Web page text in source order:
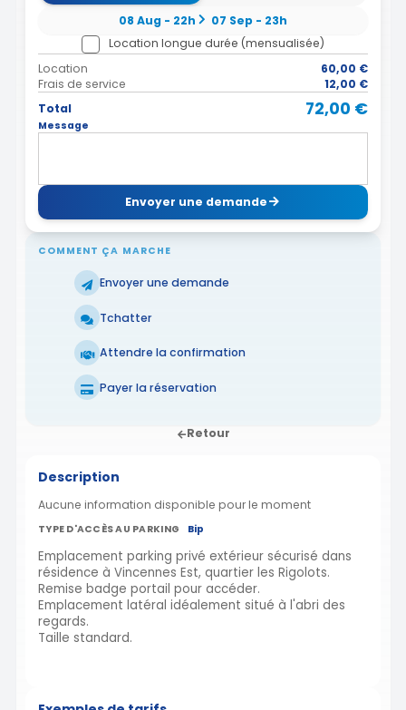
08 Aug - 22h
07 Sep - 23h
Location longue durée (mensualisée)
Location
60,00 €
Frais de service
12,00 €
Total
72,00 €
Message
Envoyer une demande
COMMENT ÇA MARCHE
Envoyer une demande
Tchatter
Attendre la confirmation
Payer la réservation
Retour
Description
Aucune information disponible pour le moment
TYPE D'ACCÈS AU PARKING Bip
Emplacement parking privé extérieur sécurisé dans
résidence à Vincennes Est, quartier les Rigolots.
Remise badge portail pour accéder.
Emplacement latéral idéalement situé à l'abri des
regards.
Taille standard.